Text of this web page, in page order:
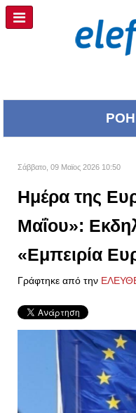
ΡΟΗ
Σάββατο, 09 Μαϊος 2026 10:50
Ημέρα της
Μαΐου»:
«Εμπειρία
Γράφτηκε από την